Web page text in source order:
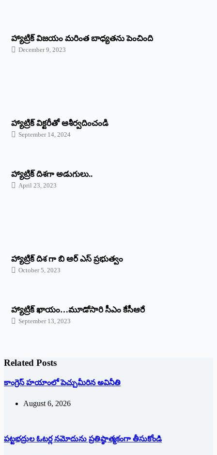
హ్యాట్రిక్ విజయం మరింత బాధ్యతను పెంచింది
December 9, 2023
హ్యాట్రిక్‌ ‌విక్టరీతో ఆశీర్వదించండి
September 14, 2024
‌హ్యాట్రిక్‌ ‌దిశగా అడుగులు..
April 23, 2023
హ్యాట్రిక్ దిశ గా బి ఆర్ ఎస్ ప్రభుత్వం
October 5, 2023
హ్యాట్రిక్‌ ‌ఖాయం…మూడోసారి సీఎం కేసీఆరే
September 13, 2023
Related Posts
కాంగ్రెస్ హయాంలో పెచ్చుమీరిన అవినీతి
August 6, 2026
పట్టభద్రుల ఓటర్ల నమోదును ప్రతిష్ఠాత్మకంగా తీసుకోండి